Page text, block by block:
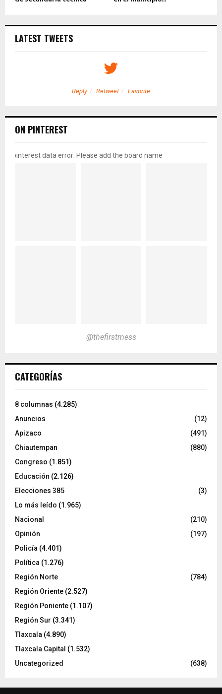
LATEST TWEETS
Reply Retweet Favorite
ON PINTEREST
pinterest data error: Please add the board name
@thefirstmess
CATEGORÍAS
8 columnas (4.285)
Anuncios
(12)
Apizaco
(491)
Chiautempan
(880)
Congreso (1.851)
Educación (2.126)
Elecciones 385
(3)
Lo más leído (1.965)
Nacional
(210)
Opinión
(197)
Policía (4.401)
Política (1.276)
Región Norte
(784)
Región Oriente (2.527)
Región Poniente (1.107)
Región Sur (3.341)
Tlaxcala (4.890)
Tlaxcala Capital (1.532)
Uncategorized
(638)